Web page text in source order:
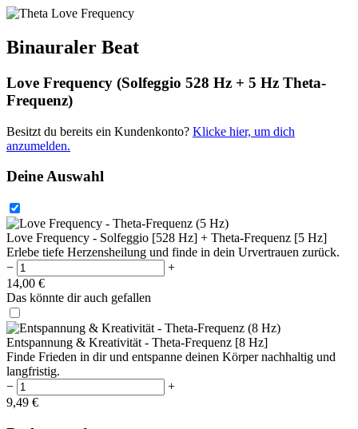
Binauraler Beat
Love Frequency (Solfeggio 528 Hz + 5 Hz Theta-
Frequenz)
Besitzt du bereits ein Kundenkonto? Klicke hier, um dich
anzumelden.
Deine Auswahl
Love Frequency - Solfeggio [528 Hz] + Theta-Frequenz [5 Hz]
Erlebe tiefe Herzensheilung und finde in dein Urvertrauen zurück.
−
+
14,00 €
Das könnte dir auch gefallen
Entspannung & Kreativität - Theta-Frequenz [8 Hz]
Finde Frieden in dir und entspanne deinen Körper nachhaltig und
langfristig.
−
+
9,49 €